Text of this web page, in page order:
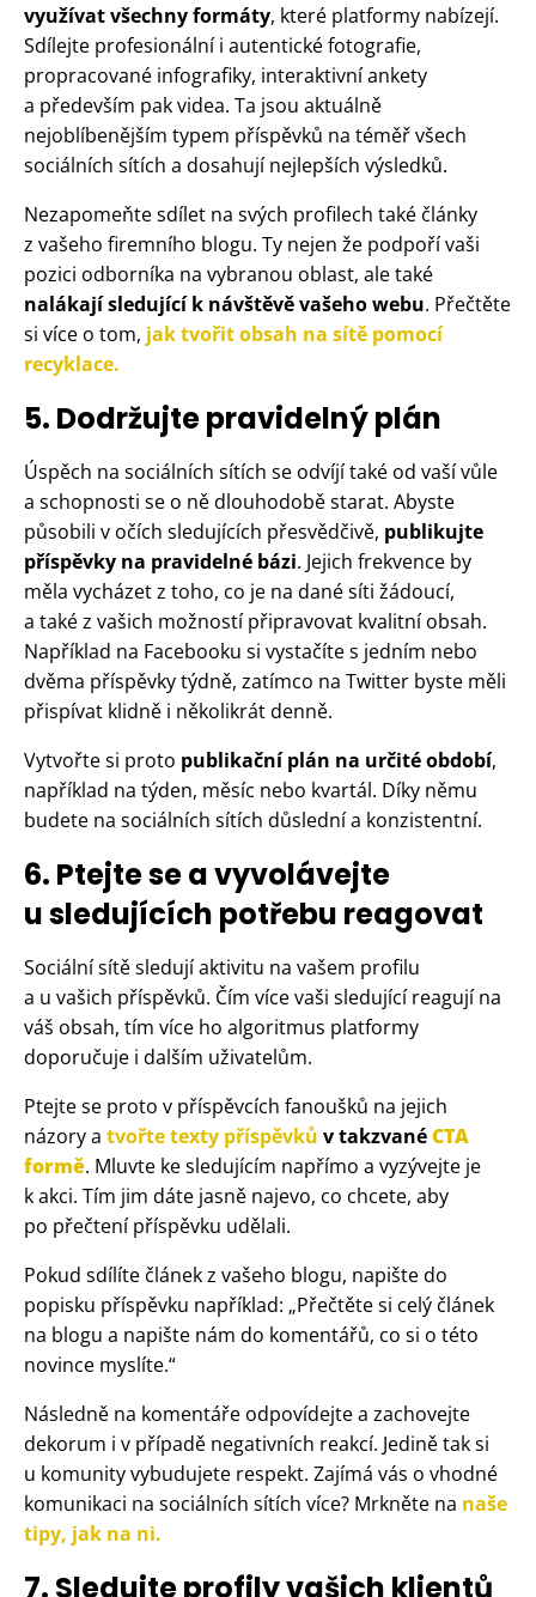
využívat všechny formáty, které platformy nabízejí.
Sdílejte profesionální i autentické fotografie,
propracované infografiky, interaktivní ankety
a především pak videa. Ta jsou aktuálně
nejoblíbenějším typem příspěvků na téměř všech
sociálních sítích a dosahují nejlepších výsledků.
Nezapomeňte sdílet na svých profilech také články
z vašeho firemního blogu. Ty nejen že podpoří vaši
pozici odborníka na vybranou oblast, ale také
nalákají sledující k návštěvě vašeho webu. Přečtěte
si více o tom, jak tvořit obsah na sítě pomocí
recyklace.
5. Dodržujte pravidelný plán
Úspěch na sociálních sítích se odvíjí také od vaší vůle
a schopnosti se o ně dlouhodobě starat. Abyste
působili v očích sledujících přesvědčivě, publikujte
příspěvky na pravidelné bázi. Jejich frekvence by
měla vycházet z toho, co je na dané síti žádoucí,
a také z vašich možností připravovat kvalitní obsah.
Například na Facebooku si vystačíte s jedním nebo
dvěma příspěvky týdně, zatímco na Twitter byste měli
přispívat klidně i několikrát denně.
Vytvořte si proto publikační plán na určité období,
například na týden, měsíc nebo kvartál. Díky němu
budete na sociálních sítích důslední a konzistentní.
6. Ptejte se a vyvolávejte
u sledujících potřebu reagovat
Sociální sítě sledují aktivitu na vašem profilu
a u vašich příspěvků. Čím více vaši sledující reagují na
váš obsah, tím více ho algoritmus platformy
doporučuje i dalším uživatelům.
Ptejte se proto v příspěvcích fanoušků na jejich
názory a tvořte texty příspěvků v takzvanéCTA
formě. Mluvte ke sledujícím napřímo a vyzývejte je
k akci. Tím jim dáte jasně najevo, co chcete, aby
po přečtení příspěvku udělali.
Pokud sdílíte článek z vašeho blogu, napište do
popisku příspěvku například: „Přečtěte si celý článek
na blogu a napište nám do komentářů, co si o této
novince myslíte.“
Následně na komentáře odpovídejte a zachovejte
dekorum i v případě negativních reakcí. Jedině tak si
u komunity vybudujete respekt. Zajímá vás o vhodné
komunikaci na sociálních sítích více? Mrkněte na naše
tipy, jak na ni.
7. Sledujte profily vašich klientů